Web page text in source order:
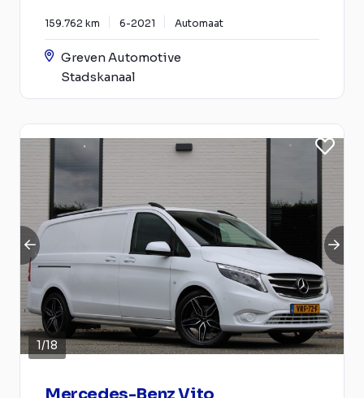
159.762 km 6-2021 Automaat
Greven Automotive
Stadskanaal
1/18
Mercedes-Benz Vito